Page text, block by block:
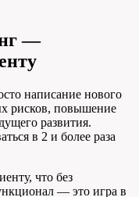
—
написание нового
рисков, повышение
развития.
в 2 и более раза
что без
— это игра в